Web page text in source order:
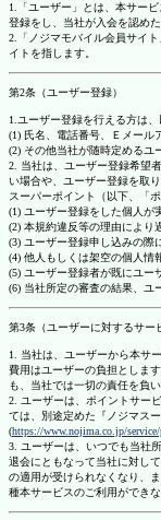
1.「ユーザー」とは、本サー
登録をし、当社が入会を認めた
2.「ノジマモバイル会員サイ
イトを指します。
第2条（ユーザー登録）
1.ユーザー登録を行える方は
(1) 氏名、電話番号、Ｅメール
(2) その他当社が随時定めるユ
2. 当社は、ユーザー登録希望
い場合や、ユーザー登録を取
スーパーポイント（以下、「
(1) ユーザー登録をした個人が
(2) 本規約違反等の理由により
(3) ユーザー登録申し込みの際
(4) 他人もしくは架空の個人情
(5) ユーザー登録者が既にユー
(6) 当社所定の審査の結果、ユ
第3条（ユーザーに対するサー
1. 当社は、ユーザーから本サ
費用はユーザーの負担としま
も、当社では一切の責任を負い
2. ユーザーは、ポイントサー
ては、別途定めた『ノジマス
(https://www.nojima.co.jp/
3. ユーザーは、いつでも当社
退会にともなって当社に対し
の適用が受けられなくなり、
種本サービスのご利用ができ